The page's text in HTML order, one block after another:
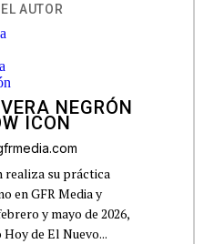
AUTOR
NEGRÓN
realiza su práctica
en GFR Media y
y mayo de 2026,
de El Nuevo...